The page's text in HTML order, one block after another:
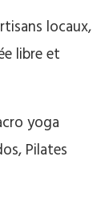
locaux,
libre et
yoga
Pilates